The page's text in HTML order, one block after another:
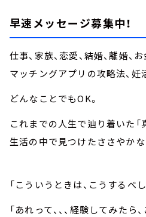
早速メッセージ募集中！
仕事、家族、恋愛、結婚、離婚、
マッチングアプリの攻略法、
どんなことでもOK。
これまでの人生で辿り着いた「真
生活の中で見つけたささやかな
「こういうときは、こうするべし
「あれって、、、経験してみた